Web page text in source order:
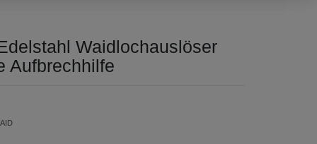
Waidlochauslöser
Aufbrechhilfe